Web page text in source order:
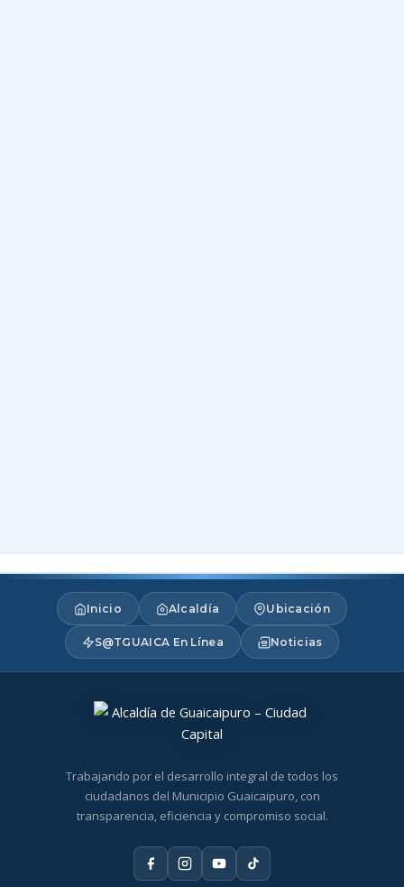
Inicio Alcaldía Ubicación
S@TGUAICA En Línea Noticias
Trabajando por el desarrollo integral de todos los
ciudadanos del Municipio Guaicaipuro, con
transparencia, eficiencia y compromiso social.